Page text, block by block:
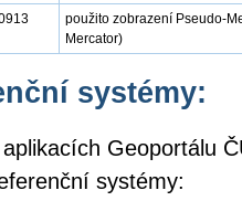
použito zobrazení Pseudo-
Mercator)
systémy:
Geoportálu
systémy: